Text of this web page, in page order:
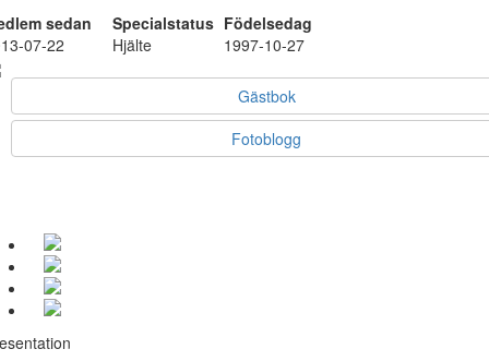
sedan Specialstatus Födelsedag
07-22
Hjälte 1997-10-27
Gästbok
Fotoblogg